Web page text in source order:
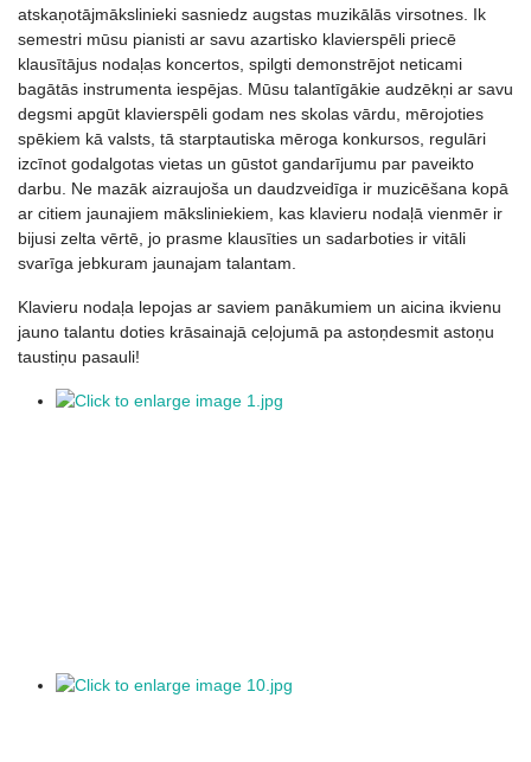
atskaņotājmākslinieki sasniedz augstas muzikālās virsotnes. Ik
semestri mūsu pianisti ar savu azartisko klavierspēli priecē
klausītājus nodaļas koncertos, spilgti demonstrējot neticami
bagātās instrumenta iespējas. Mūsu talantīgākie audzēkņi ar savu
degsmi apgūt klavierspēli godam nes skolas vārdu, mērojoties
spēkiem kā valsts, tā starptautiska mēroga konkursos, regulāri
izcīnot godalgotas vietas un gūstot gandarījumu par paveikto
darbu. Ne mazāk aizraujoša un daudzveidīga ir muzicēšana kopā
ar citiem jaunajiem māksliniekiem, kas klavieru nodaļā vienmēr ir
bijusi zelta vērtē, jo prasme klausīties un sadarboties ir vitāli
svarīga jebkuram jaunajam talantam.
Klavieru nodaļa lepojas ar saviem panākumiem un aicina ikvienu
jauno talantu doties krāsainajā ceļojumā pa astoņdesmit astoņu
taustiņu pasauli!